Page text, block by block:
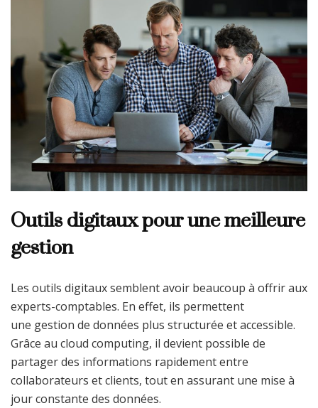
Outils digitaux pour une meilleure
gestion
Les outils digitaux semblent avoir beaucoup à offrir aux
experts-comptables. En effet, ils permettent
une gestion de données plus structurée et accessible.
Grâce au cloud computing, il devient possible de
partager des informations rapidement entre
collaborateurs et clients, tout en assurant une mise à
jour constante des données.